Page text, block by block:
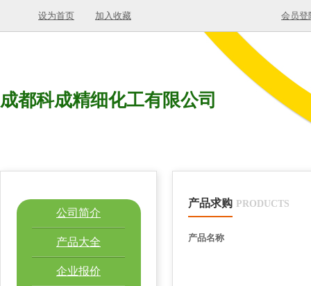
设为首页 加入收藏 会员登
成都科成精细化工有限公司
公司简介
产品大全
企业报价
产品求购 PRODUCTS
产品名称